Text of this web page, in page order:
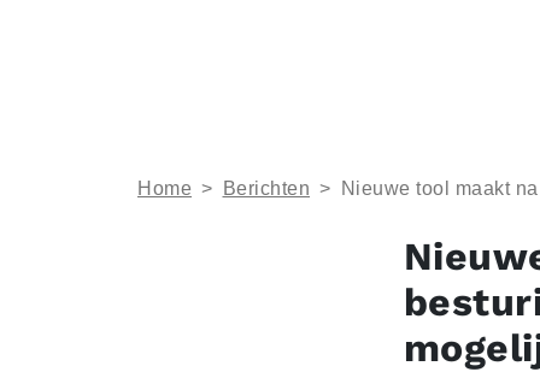
Home > Berichten > Nieuwe tool maakt